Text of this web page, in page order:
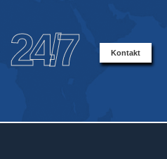
24/7 Kontakt